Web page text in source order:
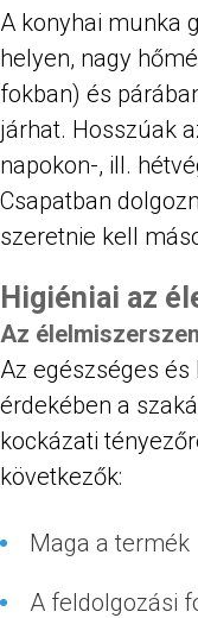
A konyhai munka
helyen, nagy
fokban) és
járhat. Hosszúak
napokon-, ill.
Csapatban
szeretnie kell
Higiéniai az
Az
Az egészséges
érdekében a
kockázati
következők:
Maga a termék
A feldolgozási